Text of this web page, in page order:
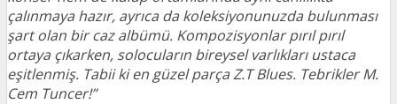
çalınmaya hazır, ayrıca da koleksiyonunuzda bulunması
şart olan bir caz albümü. Kompozisyonlar pırıl pırıl
ortaya çıkarken, solocuların bireysel varlıkları ustaca
eşitlenmiş. Tabii ki en güzel parça Z.T Blues. Tebrikler M.
Cem Tuncer!”